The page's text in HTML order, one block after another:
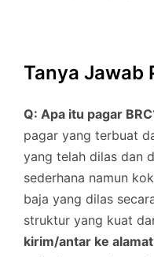
Tanya Jawab
Q: Apa itu pagar
pagar yang terbuat
yang telah dilas dan
sederhana namun
baja yang dilas
struktur yang kuat
kirim/antar ke